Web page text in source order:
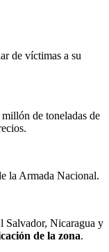
de víctimas a su
de toneladas de
la Armada Nacional.
Salvador, Nicaragua y
de la zona.